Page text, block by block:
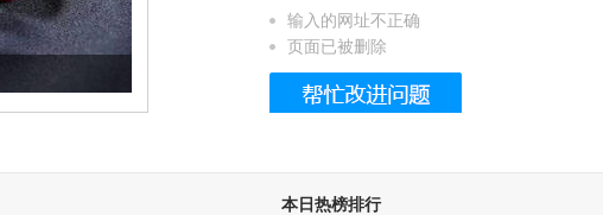
这个3.2米的长卷，还原了600岁的紫禁城
输入的网址不正确
页面已被删除
本日热榜排行